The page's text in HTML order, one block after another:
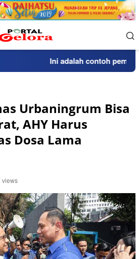
Ini adalah contoh
Urbaningrum Bisa
AHY Harus
Dosa Lama
views